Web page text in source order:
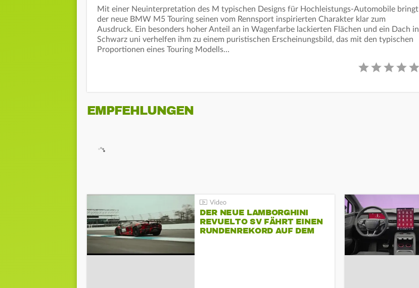
Mit einer Neuinterpretation des M typischen Designs für Hochleistungs-Automobile bringt
der neue BMW M5 Touring seinen vom Rennsport inspirierten Charakter klar zum
Ausdruck. Ein besonders hoher Anteil an in Wagenfarbe lackierten Flächen und ein Dach in
Schwarz uni verhelfen ihm zu einem puristischen Erscheinungsbild, das mit den typischen
Proportionen eines Touring Modells…
EMPFEHLUNGEN
DER NEUE LAMBORGHINI
REVUELTO SV FÄHRT EINEN
RUNDENREKORD AUF DEM